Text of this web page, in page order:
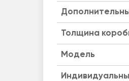
Толщина
Модель